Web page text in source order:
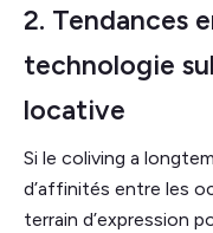
2. Tendances
technologie
locative
Si le coliving a
d’affinités entre les
terrain d’expression